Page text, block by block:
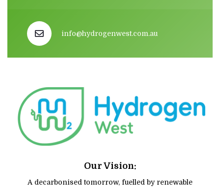
info@hydrogenwest.com.au
Our Vision:
A decarbonised tomorrow, fuelled by renewable